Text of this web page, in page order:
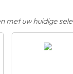
met uw huidige